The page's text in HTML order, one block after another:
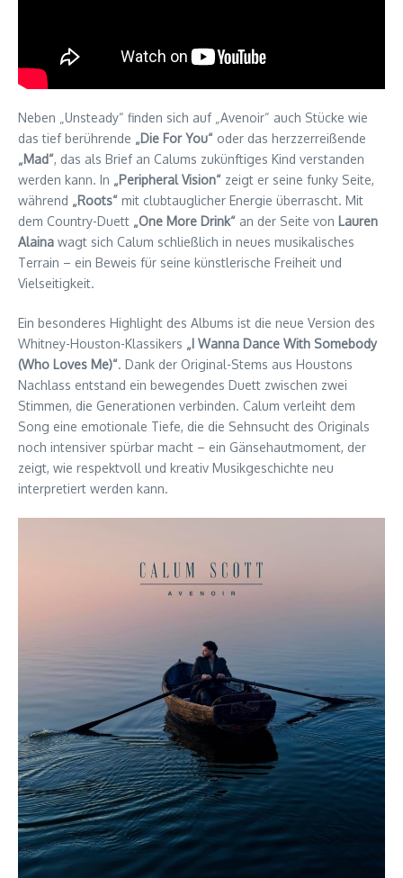
Neben „Unsteady“ finden sich auf „Avenoir“ auch Stücke wie
das tief berührende „Die For You“ oder das herzzerreißende
„Mad“, das als Brief an Calums zukünftiges Kind verstanden
werden kann. In „Peripheral Vision“ zeigt er seine funky Seite,
während „Roots“ mit clubtauglicher Energie überrascht. Mit
dem Country-Duett „One More Drink“ an der Seite von Lauren
Alaina wagt sich Calum schließlich in neues musikalisches
Terrain – ein Beweis für seine künstlerische Freiheit und
Vielseitigkeit.
Ein besonderes Highlight des Albums ist die neue Version des
Whitney-Houston-Klassikers „I Wanna Dance With Somebody
(Who Loves Me)“. Dank der Original-Stems aus Houstons
Nachlass entstand ein bewegendes Duett zwischen zwei
Stimmen, die Generationen verbinden. Calum verleiht dem
Song eine emotionale Tiefe, die die Sehnsucht des Originals
noch intensiver spürbar macht – ein Gänsehautmoment, der
zeigt, wie respektvoll und kreativ Musikgeschichte neu
interpretiert werden kann.